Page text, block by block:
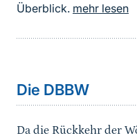
Überblick. mehr lesen
Die DBBW
Da die Rückkehr der